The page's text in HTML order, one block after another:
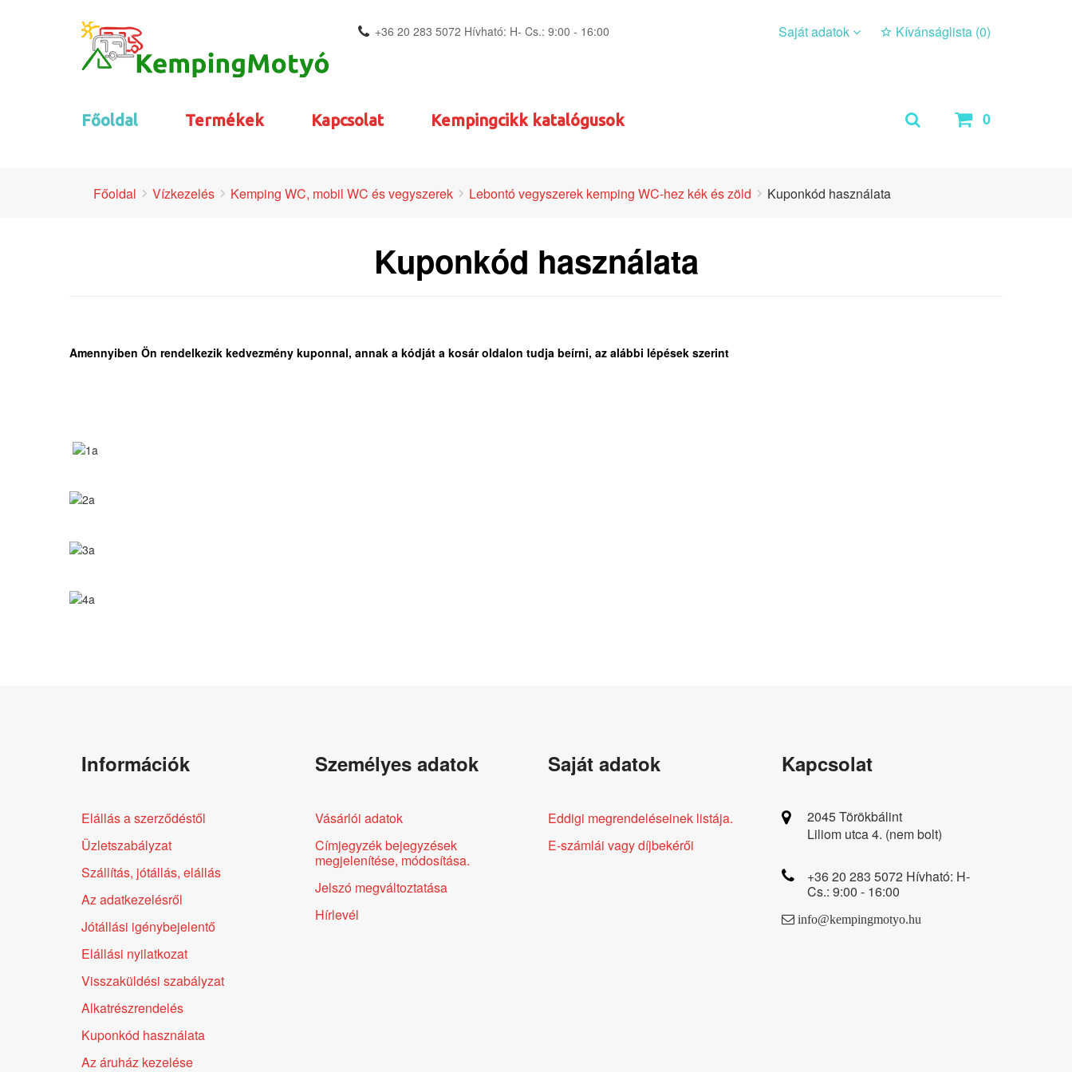
+36 20 283 5072 Hívható: H- Cs.: 9:00 - 16:00 Saját adatok Kívánságlista (0)
Főoldal Termékek Kapcsolat Kempingcikk katalógusok 0
Főoldal Vízkezelés Kemping WC, mobil WC és vegyszerek Lebontó vegyszerek kemping WC-hez kék és zöld Kuponkód használata
Kuponkód használata
Amennyiben Ön rendelkezik kedvezmény kuponnal, annak a kódját a kosár oldalon tudja beírni, az alábbi lépések szerint
Információk
Elállás a szerződéstől
Üzletszabályzat
Szállítás, jótállás, elállás
Az adatkezelésről
Jótállási igénybejelentő
Elállási nyilatkozat
Visszaküldési szabályzat
Alkatrészrendelés
Kuponkód használata
Az áruház kezelése
Személyes adatok
Vásárlói adatok
Címjegyzék bejegyzések
megjelenítése, módosítása.
Jelszó megváltoztatása
Hírlevél
Saját adatok
Eddigi megrendeléseinek listája.
E-számlái vagy díjbekérői
Kapcsolat
2045 Törökbálint
Liliom utca 4. (nem bolt)
+36 20 283 5072 Hívható: H-
Cs.: 9:00 - 16:00
info@kempingmotyo.hu